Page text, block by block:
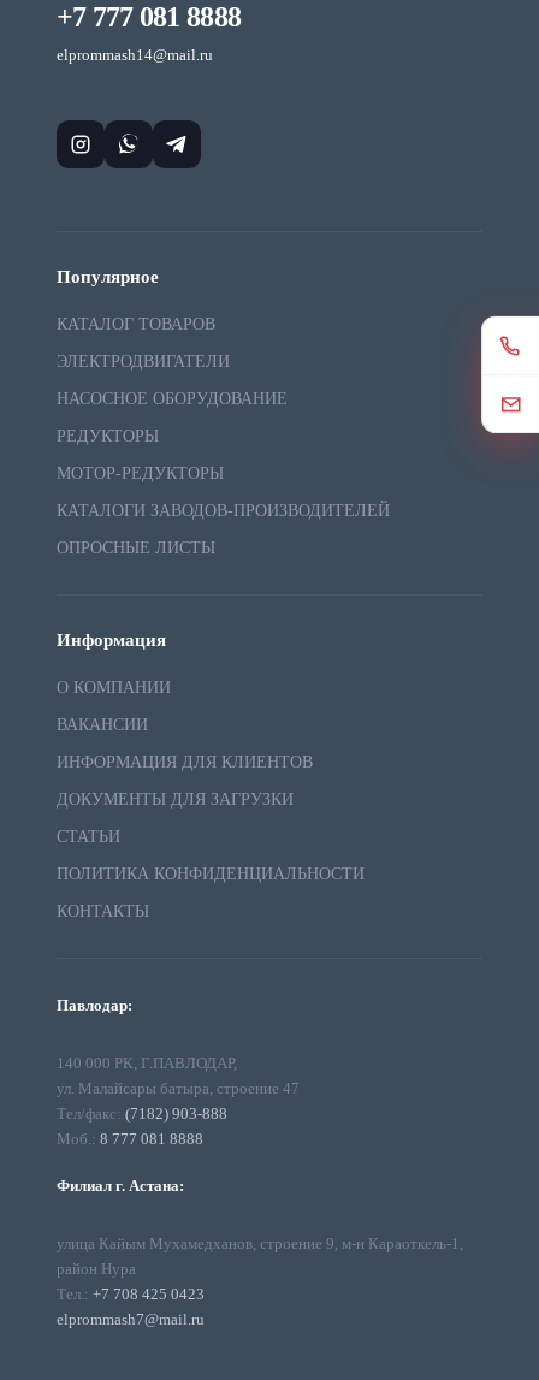
+7 777 081 8888
elprommash14@mail.ru
Популярное
КАТАЛОГ ТОВАРОВ
ЭЛЕКТРОДВИГАТЕЛИ
НАСОСНОЕ ОБОРУДОВАНИЕ
РЕДУКТОРЫ
МОТОР-РЕДУКТОРЫ
КАТАЛОГИ ЗАВОДОВ-ПРОИЗВОДИТЕЛЕЙ
ОПРОСНЫЕ ЛИСТЫ
Информация
О КОМПАНИИ
ВАКАНСИИ
ИНФОРМАЦИЯ ДЛЯ КЛИЕНТОВ
ДОКУМЕНТЫ ДЛЯ ЗАГРУЗКИ
СТАТЬИ
ПОЛИТИКА КОНФИДЕНЦИАЛЬНОСТИ
КОНТАКТЫ
Павлодар:
140 000 РК, Г.ПАВЛОДАР,
ул. Малайсары батыра, строение 47
Тел/факс: (7182) 903-888
Моб.: 8 777 081 8888
Филиал г. Астана:
улица Кайым Мухамедханов, строение 9, м-н Караоткель-1,
район Нура
Тел.: +7 708 425 0423
elprommash7@mail.ru